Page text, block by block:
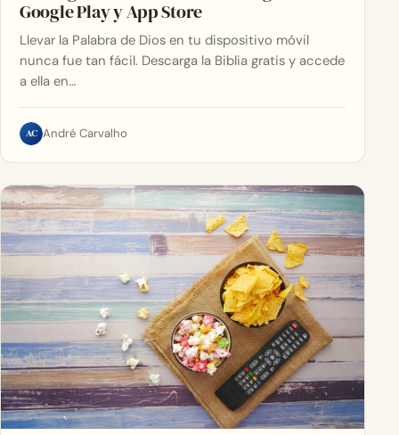
Google Play y App Store
Llevar la Palabra de Dios en tu dispositivo móvil
nunca fue tan fácil. Descarga la Biblia gratis y accede
a ella en…
AC André Carvalho